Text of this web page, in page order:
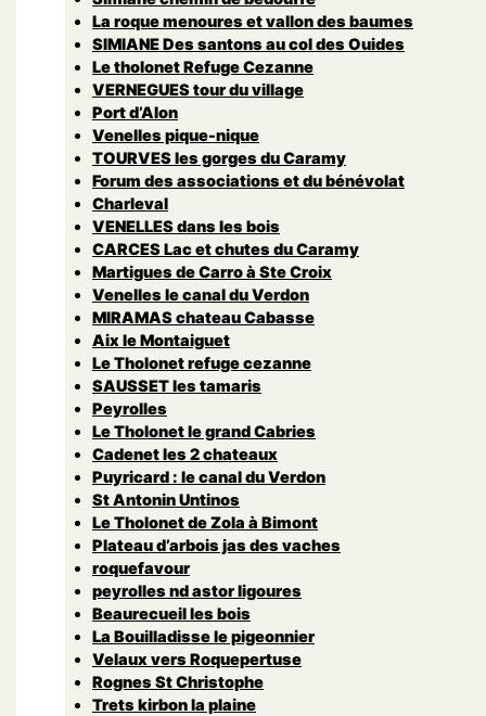
La roque menoures et vallon des baumes
SIMIANE Des santons au col des Ouides
Le tholonet Refuge Cezanne
VERNEGUES tour du village
Port d’Alon
Venelles pique-nique
TOURVES les gorges du Caramy
Forum des associations et du bénévolat
Charleval
VENELLES dans les bois
CARCES Lac et chutes du Caramy
Martigues de Carro à Ste Croix
Venelles le canal du Verdon
MIRAMAS chateau Cabasse
Aix le Montaiguet
Le Tholonet refuge cezanne
SAUSSET les tamaris
Peyrolles
Le Tholonet le grand Cabries
Cadenet les 2 chateaux
Puyricard : le canal du Verdon
St Antonin Untinos
Le Tholonet de Zola à Bimont
Plateau d’arbois jas des vaches
roquefavour
peyrolles nd astor ligoures
Beaurecueil les bois
La Bouilladisse le pigeonnier
Velaux vers Roquepertuse
Rognes St Christophe
Trets kirbon la plaine